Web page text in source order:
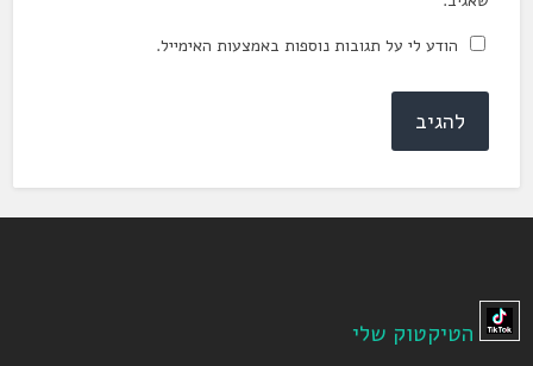
הודע לי על תגובות נוספות באמצעות האימייל.
הטיקטוק שלי